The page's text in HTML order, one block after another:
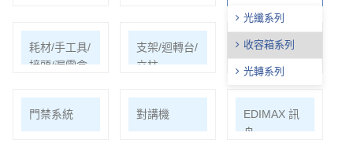
光纖系列
收容箱系列
光轉系列
耗材/手工具/
接頭/漏電盒
支架/迴轉台/
立柱
電視螢幕(工
程寶)/壁掛架
門禁系統 對講機
EDIMAX 訊
舟